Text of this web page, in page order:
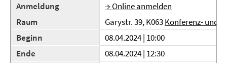
Anmeldung
→ Online anmelden
Raum
Garystr. 39, K063Konferenz- und
Beginn
08.04.2024 | 10:00
Ende
08.04.2024 | 12:30